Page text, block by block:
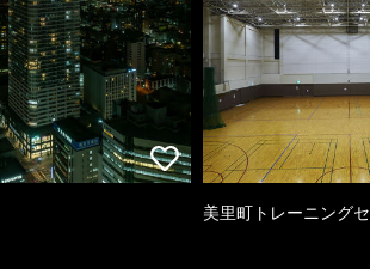
美里町トレーニング